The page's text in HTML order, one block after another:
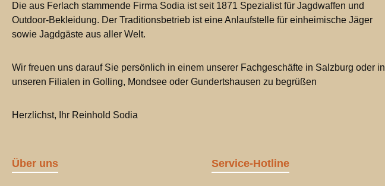
Die aus Ferlach stammende Firma Sodia ist seit 1871 Spezialist für Jagdwaffen und
Outdoor-Bekleidung. Der Traditionsbetrieb ist eine Anlaufstelle für einheimische Jäger
sowie Jagdgäste aus aller Welt.
Wir freuen uns darauf Sie persönlich in einem unserer Fachgeschäfte in Salzburg oder in
unseren Filialen in Golling, Mondsee oder Gundertshausen zu begrüßen
Herzlichst, Ihr Reinhold Sodia
Über uns Service-Hotline